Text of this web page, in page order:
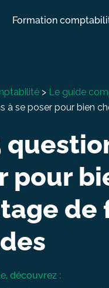
Formation
> Le guide
à se poser pour bien
pour
de
découvrez :